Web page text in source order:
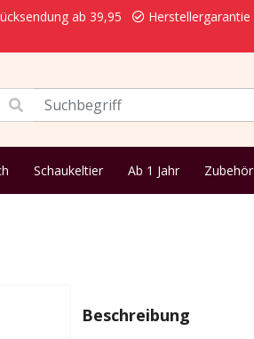
ab 39,95
Herstellergarantie
Schaukeltier Ab 1 Jahr Zubehör
Beschreibung